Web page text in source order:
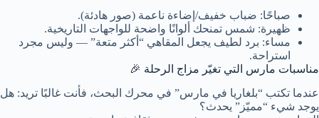
صباحًا: ضباب خفيف/إضاءة ناعمة (صور هادئة).
ظهيرة: شمس تمنحك ألوانًا واضحة للواجهات التاريخية.
مساء: برد لطيف يجعل المقاهي “أكثر متعة” — وليس مجرد
استراحة.
مناسبات مارس التي تغيّر مزاج الرحلة 🎉
عندما تكتب “بلغاريا في مارس” في محرك البحث، فأنت غالبًا تريد: هل
يوجد شيء “مميّز” يحدث؟